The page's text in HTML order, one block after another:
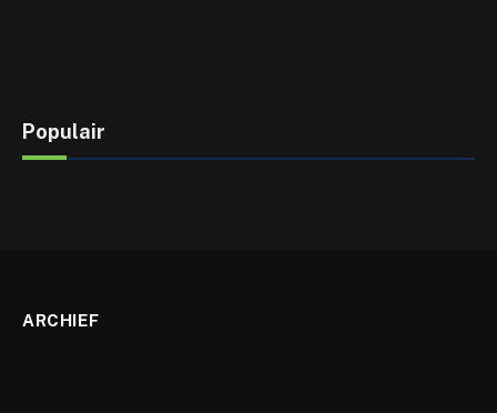
Populair
ARCHIEF